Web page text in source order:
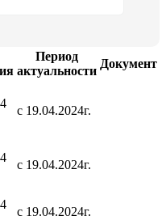
Период
актуальности
Документ
с 19.04.2024г.
с 19.04.2024г.
с 19.04.2024г.